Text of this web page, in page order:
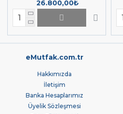
fiyatından başlayarak kapasite
göstermektedir. Sitemizde
modellerini incelemek için linke
Flambe Arabası (emutfak.com.tr)
daha var. Hemen satış
edelim. Bize
nolu
0555 887 77 66nolu whatsapp
satis@eMutfak.com.tr
formumuzdan yazarak
26.800,00₺
eMutfak.com.tr
Hakkımızda
İletişim
Banka Hesaplarımız
Üyelik Sözleşmesi